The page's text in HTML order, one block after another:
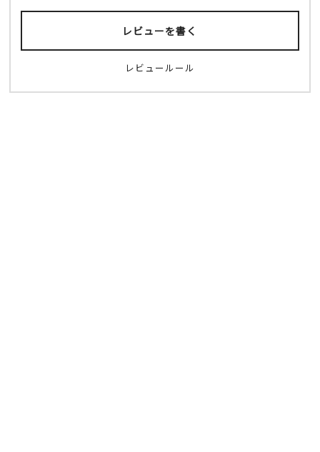
レビューを書く
レビュールール